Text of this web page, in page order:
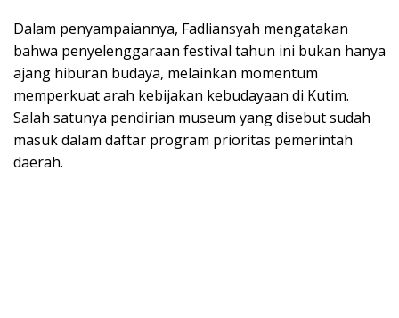
Dalam penyampaiannya, Fadliansyah mengatakan
bahwa penyelenggaraan festival tahun ini bukan hanya
ajang hiburan budaya, melainkan momentum
memperkuat arah kebijakan kebudayaan di Kutim.
Salah satunya pendirian museum yang disebut sudah
masuk dalam daftar program prioritas pemerintah
daerah.